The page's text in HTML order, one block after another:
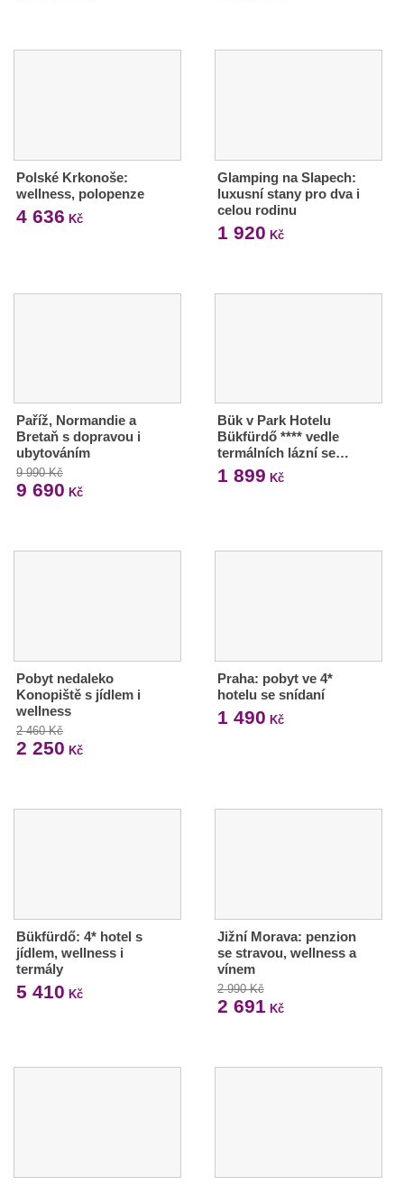
Polské Krkonoše:
wellness, polopenze
4 636 Kč
Glamping na Slapech:
luxusní stany pro dva i
celou rodinu
1 920 Kč
Paříž, Normandie a
Bretaň s dopravou i
ubytováním
9 990 Kč
9 690 Kč
Bük v Park Hotelu
Bükfürdő **** vedle
termálních lázní se…
1 899 Kč
Pobyt nedaleko
Konopiště s jídlem i
wellness
2 460 Kč
2 250 Kč
Praha: pobyt ve 4*
hotelu se snídaní
1 490 Kč
Bükfürdő: 4* hotel s
jídlem, wellness i
termály
5 410 Kč
Jižní Morava: penzion
se stravou, wellness a
vínem
2 990 Kč
2 691 Kč